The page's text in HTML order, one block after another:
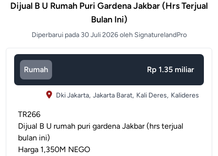
Dijual B U Rumah Puri Gardena Jakbar (hrs Terjual
Bulan Ini)
Diperbarui pada 30 Juli 2026 oleh SignaturelandPro
Rumah Rp 1.35 miliar
Dki Jakarta, Jakarta Barat, Kali Deres, Kalideres
TR266
Dijual B U rumah puri gardena Jakbar (hrs terjual
bulan ini)
Harga 1,350M NEGO